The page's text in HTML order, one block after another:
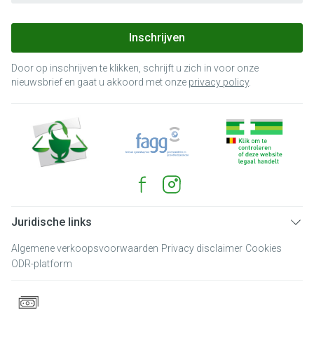
Inschrijven
Door op inschrijven te klikken, schrijft u zich in voor onze
nieuwsbrief en gaat u akkoord met onze privacy policy.
Juridische links
Algemene verkoopsvoorwaarden Privacy disclaimer Cookies
ODR-platform